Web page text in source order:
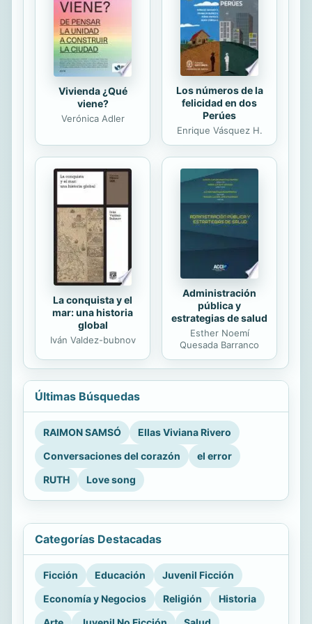
y se comenta el efecto del embargo
petrolero de 1973 en las sociedades
capitalistas. Se discute también el...
Vivienda ¿Qué
viene?
Verónica Adler
Los números de la
felicidad en dos
Perúes
Enrique Vásquez H.
La conquista y el
mar: una historia
global
Iván Valdez-bubnov
Administración
pública y
estrategias de salud
Esther Noemí
Quesada Barranco
Últimas Búsquedas
RAIMON SAMSÓ
Ellas Viviana Rivero
Conversaciones del corazón
el error
RUTH
Love song
Categorías Destacadas
Ficción Educación
Juvenil Ficción
Economía y Negocios
Religión
Historia